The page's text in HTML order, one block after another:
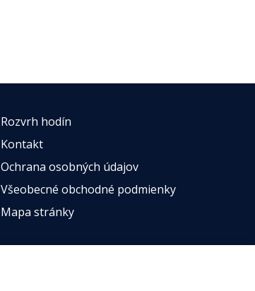
Rozvrh hodín
Kontakt
Ochrana osobných údajov
Všeobecné obchodné podmienky
Mapa stránky